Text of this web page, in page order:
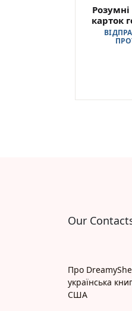
карток
Our
Про
українська
США